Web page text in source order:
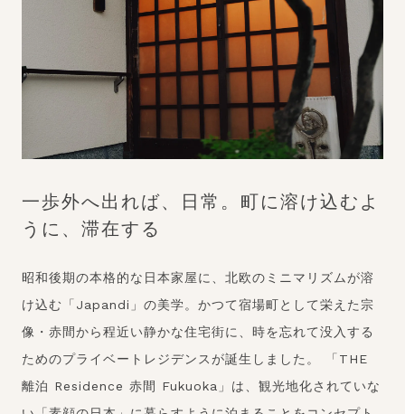
一歩外へ出れば、日常。町に溶け込むよ
うに、滞在する
昭和後期の本格的な日本家屋に、北欧のミニマリズムが溶
け込む「Japandi」の美学。かつて宿場町として栄えた宗
像・赤間から程近い静かな住宅街に、時を忘れて没入する
ためのプライベートレジデンスが誕生しました。 「THE
離泊 Residence 赤間 Fukuoka」は、観光地化されていな